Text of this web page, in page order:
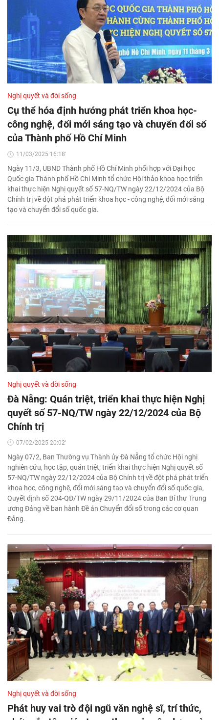
Nghị quyết và đời sống
Cụ thể hóa định hướng phát triển khoa học-
công nghệ, đổi mới sáng tạo và chuyển đổi số
của Thành phố Hồ Chí Minh
11/03/2025 16:18'
Ngày 11/3, UBND Thành phố Hồ Chí Minh phối hợp với Đại học
Quốc gia Thành phố Hồ Chí Minh tổ chức Hội thảo khoa học triển
khai thực hiện Nghị quyết số 57-NQ/TW ngày 22/12/2024 của Bộ
Chính trị về đột phá phát triển khoa học - công nghệ, đổi mới sáng
tạo và chuyển đổi số quốc gia.
Nghị quyết và đời sống
Đà Nẵng: Quán triệt, triển khai thực hiện Nghị
quyết số 57-NQ/TW ngày 22/12/2024 của Bộ
Chính trị
07/02/2025 20:02'
Ngày 07/2, Ban Thường vụ Thành ủy Đà Nẵng tổ chức Hội nghị
nghiên cứu, học tập, quán triệt, triển khai thực hiện Nghị quyết số
57-NQ/TW ngày 22/12/2024 của Bộ Chính trị về đột phá phát triển
khoa học, công nghệ, đổi mới sáng tạo và chuyển đổi số quốc gia,
Quyết định số 204-QĐ/TW ngày 29/11/2024 của Ban Bí thư Trung
ương Đảng về ban hành Đề án Chuyển đổi số trong các cơ quan
Đảng.
Nghị quyết và đời sống
Phát huy vai trò đội ngũ văn nghệ sĩ, trí thức,